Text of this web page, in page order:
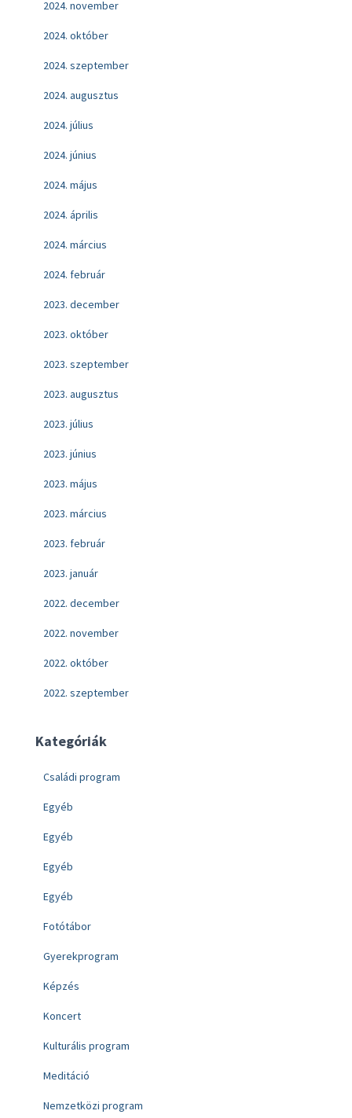
2024. november
2024. október
2024. szeptember
2024. augusztus
2024. július
2024. június
2024. május
2024. április
2024. március
2024. február
2023. december
2023. október
2023. szeptember
2023. augusztus
2023. július
2023. június
2023. május
2023. március
2023. február
2023. január
2022. december
2022. november
2022. október
2022. szeptember
Kategóriák
Családi program
Egyéb
Egyéb
Egyéb
Egyéb
Fotótábor
Gyerekprogram
Képzés
Koncert
Kulturális program
Meditáció
Nemzetközi program